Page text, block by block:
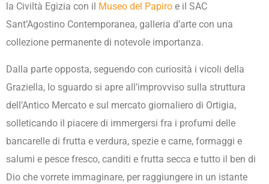
la Civiltà Egizia con il Museo del Papiro e il SAC
Sant’Agostino Contemporanea, galleria d’arte con una
collezione permanente di notevole importanza.
Dalla parte opposta, seguendo con curiosità i vicoli della
Graziella, lo sguardo si apre all’improvviso sulla struttura
dell’Antico Mercato e sul mercato giornaliero di Ortigia,
solleticando il piacere di immergersi fra i profumi delle
bancarelle di frutta e verdura, spezie e carne, formaggi e
salumi e pesce fresco, canditi e frutta secca e tutto il ben di
Dio che vorrete immaginare, per raggiungere in un istante